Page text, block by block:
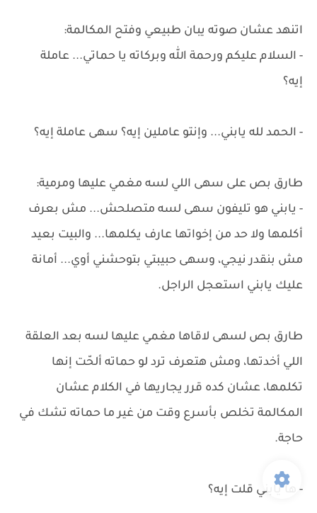
اتنهد عشان صوته يبان طبيعي وفتح المكالمة:
- السلام عليكم ورحمة الله وبركاته يا حماتي... عاملة
إيه؟
- الحمد لله يابني... وإنتو عاملين إيه؟ سهى عاملة إيه؟
طارق بص على سهى اللي لسه مغمي عليها ومرمية:
- يابني هو تليفون سهى لسه متصلحش... مش بعرف
أكلمها ولا حد من إخواتها عارف يكلمها... والبيت بعيد
مش بنقدر نيجي، وسهى حبيبتي بتوحشني أوي... أمانة
عليك يابني استعجل الراجل.
طارق بص لسهى لاقاها مغمي عليها لسه بعد العلقة
اللي أخدتها، ومش هتعرف ترد لو حماته ألحّت إنها
تكلمها، عشان كده قرر يجاريها في الكلام عشان
المكالمة تخلص بأسرع وقت من غير ما حماته تشك في
حاجة.
- ها يابني قلت إيه؟